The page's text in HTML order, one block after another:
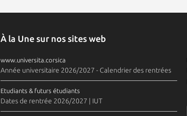
À la Une sur nos sites web
www.universita.corsica
Année universitaire 2026/2027 - Calendrier des rentrées
Etudiants & futurs étudiants
Dates de rentrée 2026/2027 | IUT